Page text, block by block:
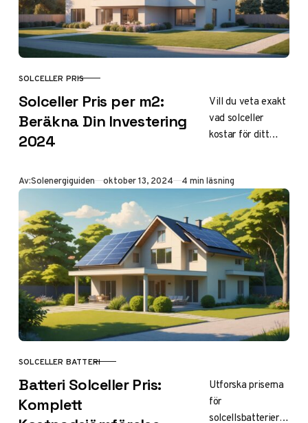
KATEGORI
SOLCELLER PRIS
Solceller Pris per m2:
Beräkna Din Investering
2024
Vill du veta exakt
vad solceller
kostar för ditt
dig beräkna och
optimera din
investering. Klicka
för precis
priskalkyl!
Av:Solenergiguiden Publicerad
oktober 13, 2024 4 min läsning
KATEGORI
SOLCELLER BATTERI
Batteri Solceller Pris:
Komplett
Utforska priserna
för
solcellsbatterier!